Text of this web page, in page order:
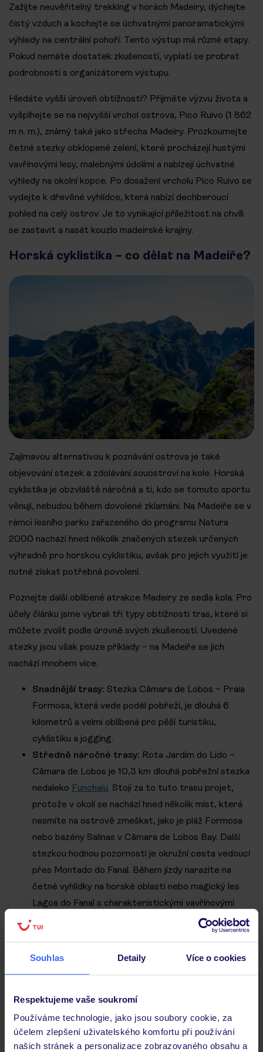
Souhlas Detaily Více o cookies
Respektujeme vaše soukromí
Používáme technologie, jako jsou soubory cookie, za
účelem zlepšení uživatelského komfortu při používání
našich stránek a personalizace zobrazovaného obsahu a
Zažijte neuvěřitelný trekking v horách Madeiry, dýchejte
čistý vzduch a kochejte se úchvatnými panoramatickými
výhledy na centrální pohoří. Tento výstup má různé etapy.
Pokud nemáte dostatek zkušeností, vyplatí se probrat
podrobnosti s organizátorem výstupu.
Hledáte vyšší úroveň obtížnosti? Přijměte výzvu života a
vyšplhejte se na nejvyšší vrchol ostrova, Pico Ruivo (1 862
m n. m.), známý také jako střecha Madeiry. Prozkoumejte
četné stezky obklopené zelení, které procházejí hustými
vavřínovými lesy, malebnými údolími a nabízejí úchvatné
výhledy na okolní kopce. Po dosažení vrcholu Pico Ruivo se
vydejte k dřevěné vyhlídce, která nabízí dechberoucí
pohled na celý ostrov. Je to vynikající příležitost na chvíli
se zastavit a nasát kouzlo madeirské krajiny.
Horská cyklistika – co dělat na Madeiře?
Zajímavou alternativou k poznávání ostrova je také
objevování stezek a zdolávání souostroví na kole. Horská
cyklistika je obzvláště náročná a ti, kdo se tomuto sportu
věnují, nebudou během dovolené zklamáni. Na Madeiře se v
rámci lesního parku zařazeného do programu Natura
2000 nachází hned několik značených stezek určených
výhradně pro horskou cyklistiku, avšak pro jejich využití je
nutné získat potřebná povolení.
Poznejte další oblíbené atrakce Madeiry ze sedla kola. Pro
účely článku jsme vybrali tři typy obtížnosti tras, které si
můžete zvolit podle úrovně svých zkušeností. Uvedené
stezky jsou však pouze příklady – na Madeiře se jich
nachází mnohem více.
Snadnější trasy: Stezka Câmara de Lobos – Praia
Formosa, která vede podél pobřeží, je dlouhá 6
kilometrů a velmi oblíbená pro pěší turistiku,
cyklistiku a jogging.
Středně náročné trasy: Rota Jardim do Lido –
Câmara de Lobos je 10,3 km dlouhá pobřežní stezka
nedaleko Funchalu. Stojí za to tuto trasu projet,
protože v okolí se nachází hned několik míst, která
nesmíte na ostrově zmeškat, jako je pláž Formosa
nebo bazény Salinas v Câmara de Lobos Bay. Další
stezkou hodnou pozornosti je okružní cesta vedoucí
přes Montado do Fanal. Během jízdy narazíte na
četné vyhlídky na horské oblasti nebo magický les
Lagoa do Fanal s charakteristickými vavřínovými
Doporučená stezka Figueirinha –
Achadinha – Jardim da Senhora, která je ideálním
dobrodružství. Při cestě po této trase budete mít
příležitost objevovat malebná venkovská místa s
charakteristickými madeirskými domy a užívat si